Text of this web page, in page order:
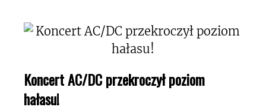
Koncert AC/DC przekroczył poziom
hałasu!